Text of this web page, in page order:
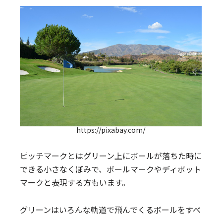
https://pixabay.com/
ピッチマークとはグリーン上にボールが落ちた時に
できる小さなくぼみで、ボールマークやディボット
マークと表現する方もいます。
グリーンはいろんな軌道で飛んでくるボールをすべ